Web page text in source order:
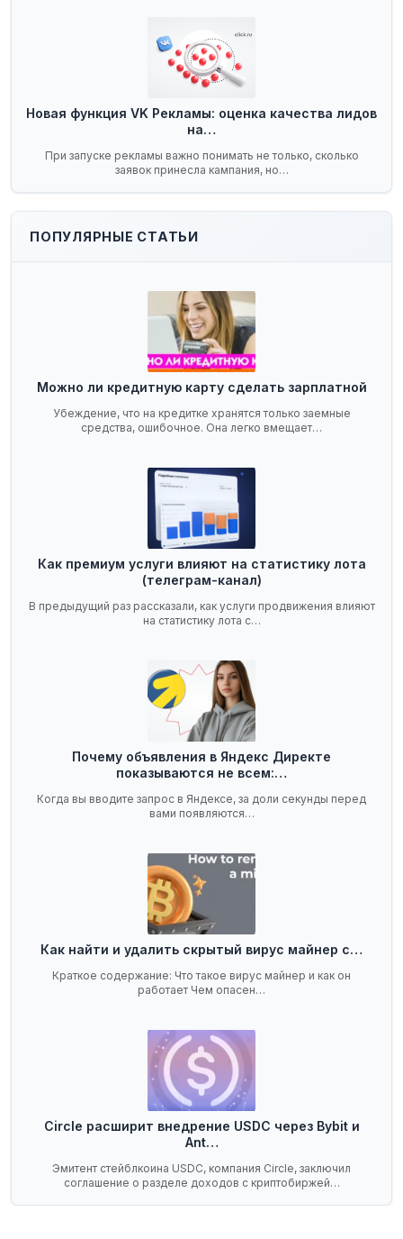
Новая функция VK Рекламы: оценка качества лидов
на…
При запуске рекламы важно понимать не только, сколько
заявок принесла кампания, но…
ПОПУЛЯРНЫЕ СТАТЬИ
Можно ли кредитную карту сделать зарплатной
Убеждение, что на кредитке хранятся только заемные
средства, ошибочное. Она легко вмещает…
Как премиум услуги влияют на статистику лота
(телеграм-канал)
В предыдущий раз рассказали, как услуги продвижения влияют
на статистику лота с…
Почему объявления в Яндекс Директе
показываются не всем:…
Когда вы вводите запрос в Яндексе, за доли секунды перед
вами появляются…
Как найти и удалить скрытый вирус майнер с…
Краткое содержание: Что такое вирус майнер и как он
работает Чем опасен…
Circle расширит внедрение USDC через Bybit и
Ant…
Эмитент стейблкоина USDC, компания Circle, заключил
соглашение о разделе доходов с криптобиржей…